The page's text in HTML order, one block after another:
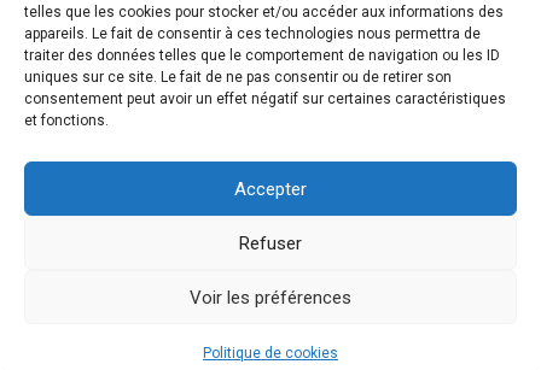
telles que les cookies pour stocker et/ou accéder aux informations des
appareils. Le fait de consentir à ces technologies nous permettra de
traiter des données telles que le comportement de navigation ou les ID
uniques sur ce site. Le fait de ne pas consentir ou de retirer son
consentement peut avoir un effet négatif sur certaines caractéristiques
et fonctions.
Accepter
Refuser
Voir les préférences
Politique de cookies
enfants. Je la…
Continue reading“Noir, blanc ou… lait, ce sont les cookies surprises !”
…